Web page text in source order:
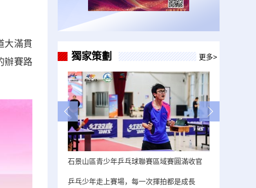
大滿貫
辦賽路
獨家策劃 更多>
石景山區青少年乒乓球聯賽區域賽圓滿收官
乒乓少年走上賽場，每一次揮拍都是成長